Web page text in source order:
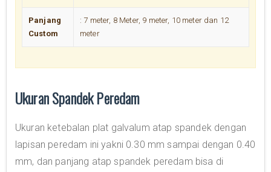
Panjang
Custom
: 7 meter, 8 Meter, 9 meter, 10 meter dan 12
meter
Ukuran Spandek Peredam
Ukuran ketebalan plat galvalum atap spandek dengan
lapisan peredam ini yakni 0.30 mm sampai dengan 0.40
mm, dan panjang atap spandek peredam bisa di